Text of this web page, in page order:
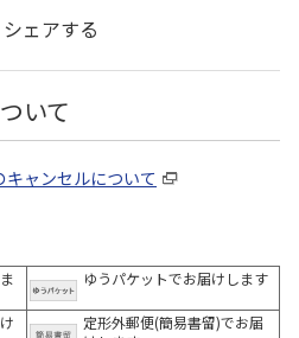
シェアする
いて
キャンセルについて
ゆうパケットでお届けします
定形外郵便(簡易書留)でお届